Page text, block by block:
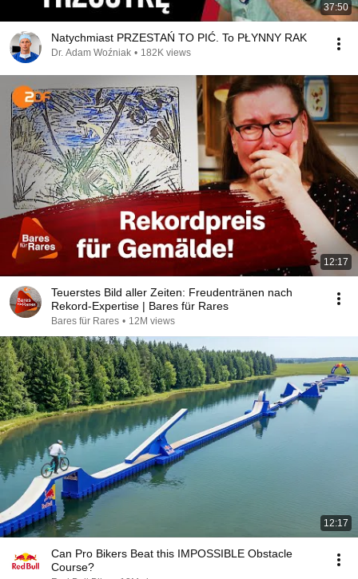
37:50
Natychmiast PRZESTAŃ TO PIĆ. To PŁYNNY RAK
Dr. Adam Woźniak • 182K views
12:17
Teuerstes Bild aller Zeiten: Freudentränen nach
Rekord-Expertise | Bares für Rares
Bares für Rares • 12M views
12:17
Can Pro Bikers Beat this IMPOSSIBLE Obstacle
Course?